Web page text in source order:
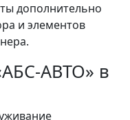
дополнительно
и элементов
АВТО» в